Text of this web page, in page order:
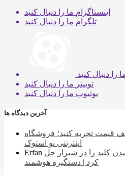
اینستاگرام ما را دنبال کنید
تلگرام ما را دنبال کنید
را دنبال کنید
توییتر ما را دنبال کنید
یوتیوب ما را دنبال کنید
آخرین دیدگاه ها
قیمت تجربه کنید؛ فروشگاه
اینترنتی نو استوک
Erfan کلید را در شیراز حل
کرد | دستگیره هوشمند